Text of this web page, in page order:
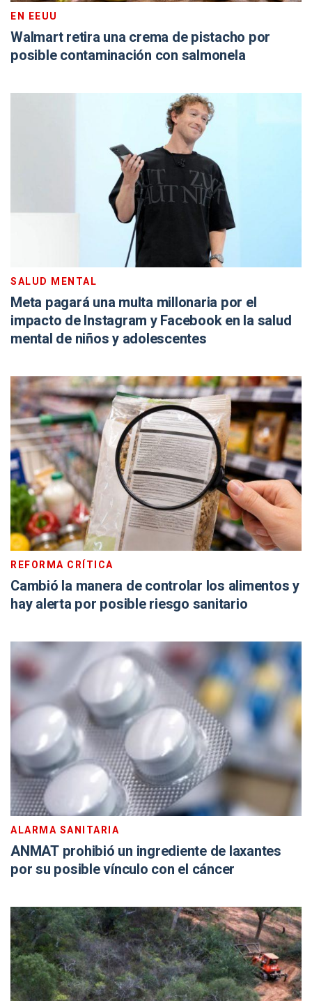
EN EEUU
Walmart retira una crema de pistacho por
posible contaminación con salmonela
SALUD MENTAL
Meta pagará una multa millonaria por el
impacto de Instagram y Facebook en la salud
mental de niños y adolescentes
REFORMA CRÍTICA
Cambió la manera de controlar los alimentos y
hay alerta por posible riesgo sanitario
ALARMA SANITARIA
ANMAT prohibió un ingrediente de laxantes
por su posible vínculo con el cáncer